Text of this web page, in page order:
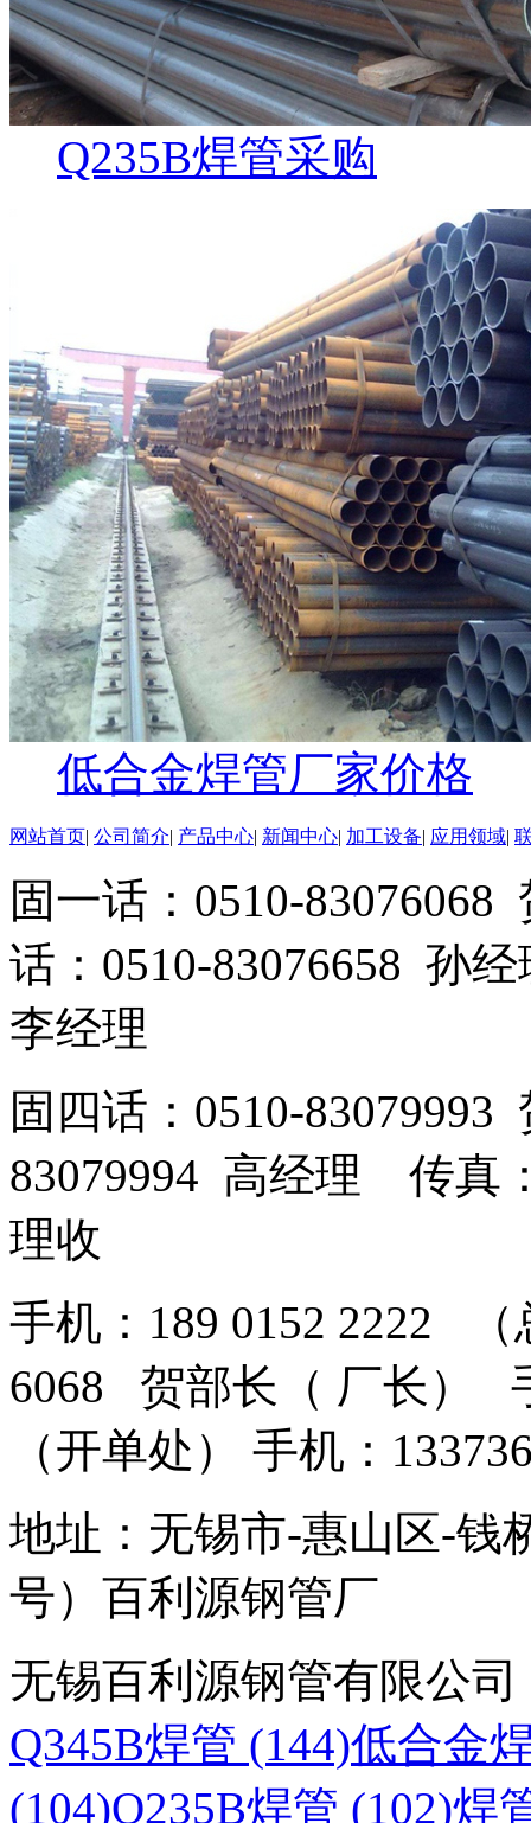
Q235B焊管采购
低合金焊管厂家价格
网站首页| 公司简介| 产品中心| 新闻中心| 加工设备| 应用领域|
固一话：0510-
话：0510-83076658 孙
李经理
固四话：0510-
83079994 高经理 传真
理收
手机：189 0152 2222
6068 贺部长（ 厂长）
（开单处） 手机：
地址：无锡市-惠山区-钱
号）百利源钢管厂
无锡百利源钢管有限公
Q345B焊管 (144)低合金
(104)Q235B焊管 (102)焊